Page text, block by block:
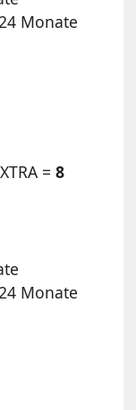
Monate
=8
Monate